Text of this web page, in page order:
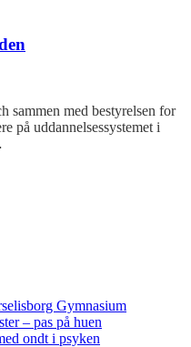
sammen med bestyrelsen for
på uddannelsessystemet i
Gymnasium
– pas på huen
ondt i psyken